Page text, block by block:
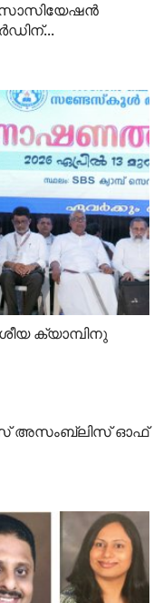
ക്യാമ്പിനു
അസംബ്ലിസ് ഓഫ്